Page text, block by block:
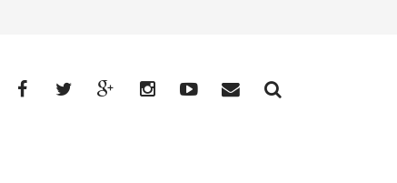
facebook
TwitterGoogle+InstagramYouTube
Email